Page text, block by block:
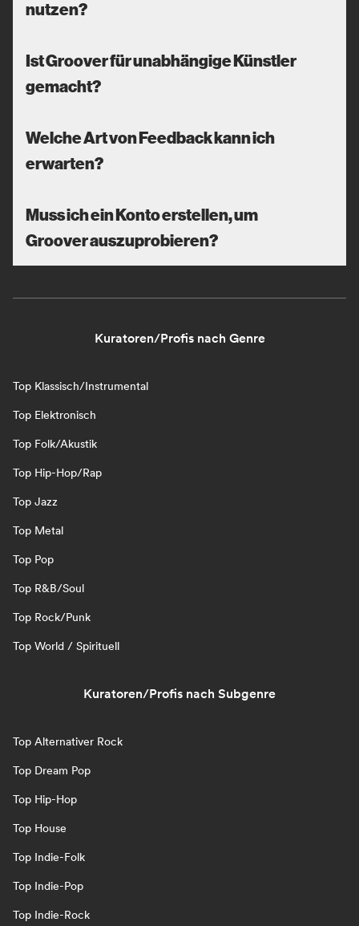
nutzen?
Ist Groover für unabhängige Künstler
gemacht?
Welche Art von Feedback kann ich
erwarten?
Muss ich ein Konto erstellen, um
Groover auszuprobieren?
Kuratoren/Profis nach Genre
Top Klassisch/Instrumental
Top Elektronisch
Top Folk/Akustik
Top Hip-Hop/Rap
Top Jazz
Top Metal
Top Pop
Top R&B/Soul
Top Rock/Punk
Top World / Spirituell
Kuratoren/Profis nach Subgenre
Top Alternativer Rock
Top Dream Pop
Top Hip-Hop
Top House
Top Indie-Folk
Top Indie-Pop
Top Indie-Rock